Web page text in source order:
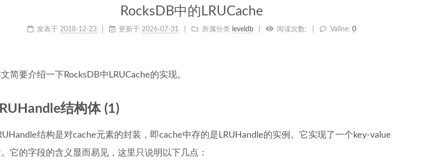
RocksDB中的LRUCache
发表于 2018-12-23 更新于 2026-07-31 所属分类 leveldb 阅读次数: Valine: 0
简要介绍一下RocksDB中LRUCache的实现。
结构体 (1)
结构是对cache元素的封装，即cache中存的是LRUHandle的实例。它实现了一个key-value
它的字段的含义显而易见，这里只说明以下几点：